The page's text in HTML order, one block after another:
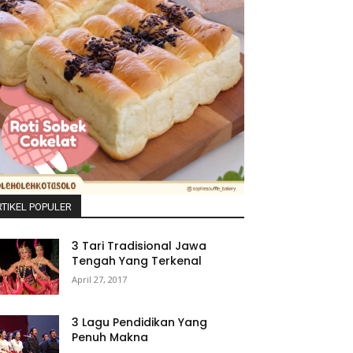
POPULER
3 Tari Tradisional Jawa
Tengah Yang Terkenal
April 27, 2017
3 Lagu Pendidikan Yang
Penuh Makna